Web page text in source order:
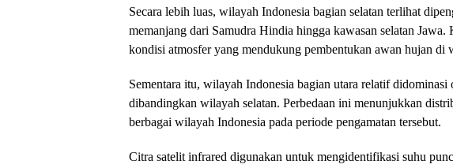
Secara lebih luas, wilayah Indonesia bagian selatan terlihat
memanjang dari Samudra Hindia hingga kawasan selatan Jawa.
kondisi atmosfer yang mendukung pembentukan awan hujan di
Sementara itu, wilayah Indonesia bagian utara relatif didominasi
dibandingkan wilayah selatan. Perbedaan ini menunjukkan
berbagai wilayah Indonesia pada periode pengamatan tersebut.
Citra satelit infrared digunakan untuk mengidentifikasi suhu